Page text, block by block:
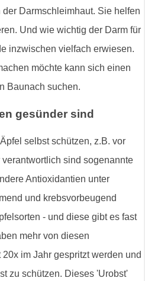
Darmschleimhaut. Sie helfen
Und wie wichtig der Darm für
inzwischen vielfach erwiesen.
möchte kann sich einen
Baunach suchen.
gesünder sind
selbst schützen, z.B. vor
sind sogenannte
Antioxidantien unter
und krebsvorbeugend
- und diese gibt es fast
mehr von diesen
im Jahr gespritzt werden und
zu schützen. Dieses 'Urobst'